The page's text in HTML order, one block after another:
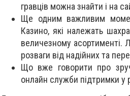
гравців можна знайти і на
Ще одним важливим
Казино, які належать
величезному асортименті.
розваги від надійних та
Що вже говорити про
онлайн служби підтримки у